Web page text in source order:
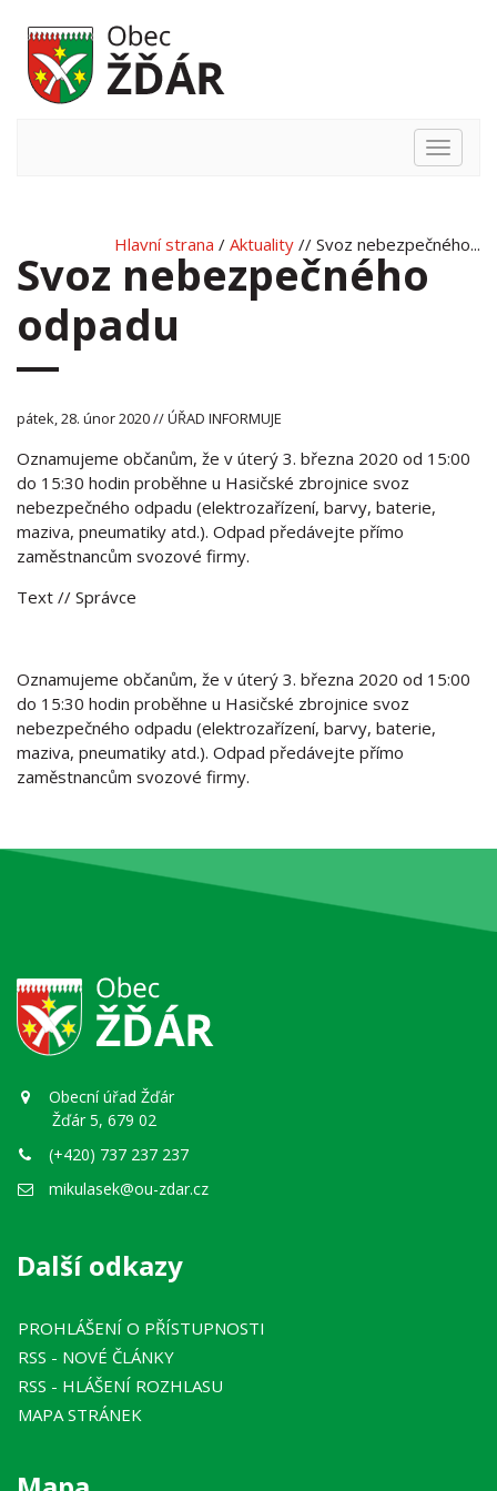
Hlavní
Hlavní strana / Aktuality // Svoz nebezpečného...
Svoz nebezpečného
odpadu
pátek, 28. únor 2020 // ÚŘAD INFORMUJE
Oznamujeme občanům, že v úterý 3. března 2020 od 15:00
do 15:30 hodin proběhne u Hasičské zbrojnice svoz
nebezpečného odpadu (elektrozařízení, barvy, baterie,
maziva, pneumatiky atd.). Odpad předávejte přímo
zaměstnancům svozové firmy.
Text // Správce
Oznamujeme občanům, že v úterý 3. března 2020 od 15:00
do 15:30 hodin proběhne u Hasičské zbrojnice svoz
nebezpečného odpadu (elektrozařízení, barvy, baterie,
maziva, pneumatiky atd.). Odpad předávejte přímo
zaměstnancům svozové firmy.
Obecní úřad Žďár
Žďár 5, 679 02
(+420) 737 237 237
mikulasek@ou-zdar.cz
Další odkazy
PROHLÁŠENÍ O PŘÍSTUPNOSTI
RSS - NOVÉ ČLÁNKY
RSS - HLÁŠENÍ ROZHLASU
MAPA STRÁNEK